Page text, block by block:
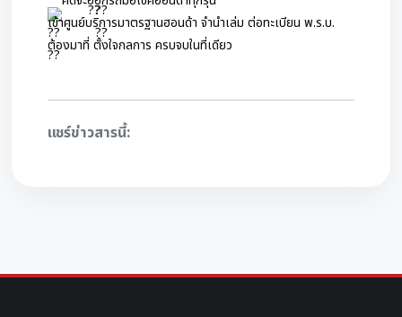
เข้าศูนย์บริการมาตรฐานฮอนด้า จำนำเล่ม ต่อทะเบียน พ.ร.บ.
ต้องมาที่ ตั้งใจกลการ ครบจบในที่เดียว
แชร์ข่าวสารนี้: